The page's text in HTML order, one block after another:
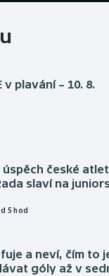
v plavání – 10. 8.
úspěch české
slaví na
5 hod
a neví, čím to
góly až v